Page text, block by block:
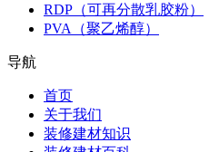
RDP（可再分散乳胶粉）
PVA（聚乙烯醇）
导航
首页
关于我们
装修建材知识